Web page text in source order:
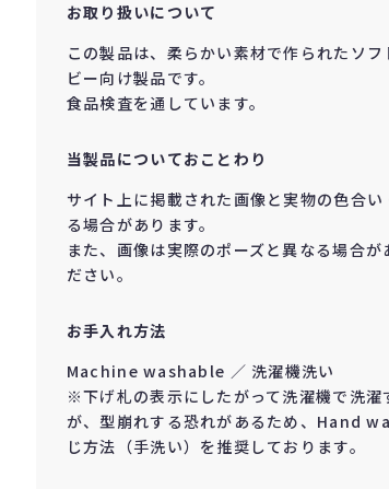
お取り扱いについて
この製品は、柔らかい素材で作られたソ
ビー向け製品です。
食品検査を通しています。
当製品についておことわり
サイト上に掲載された画像と実物の色合
る場合があります。
また、画像は実際のポーズと異なる場合が
ださい。
お手入れ方法
Machine washable ／ 洗濯機洗い
※下げ札の表示にしたがって洗濯機で洗濯
が、型崩れする恐れがあるため、Hand
じ方法（手洗い）を推奨しております。